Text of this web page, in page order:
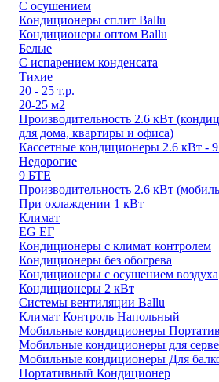
С осушением
Кондиционеры сплит Ballu
Кондиционеры оптом Ballu
Белые
С испарением конденсата
Тихие
20 - 25 т.р.
20-25 м2
Производительность 2.6 кВт
для дома, квартиры и офиса)
Кассетные кондиционеры 2.6 кВт -
Недорогие
9 БТЕ
Производительность 2.6 кВт
При охлаждении 1 кВт
Климат
EG ЕГ
Кондиционеры с климат контролем
Кондиционеры без обогрева
Кондиционеры с осушением воздуха
Кондиционеры 2 кВт
Системы вентиляции Ballu
Климат Контроль Напольный
Мобильные кондиционеры
Мобильные кондиционеры для
Мобильные кондиционеры Для
Портативный Кондиционер